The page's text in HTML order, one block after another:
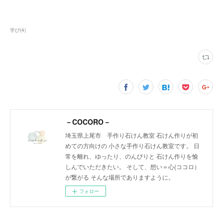
学び(4)
－COCORO－
埼玉県上尾市 手作り石けん教室 石けん作りが初
めての方向けの 小さな手作り石けん教室です。 日
常を離れ、ゆったり、のんびりと 石けん作りを愉
しんでいただきたい。 そして、想い＝心(ココロ）
が繋がる そんな場所でありますように。
フォロー